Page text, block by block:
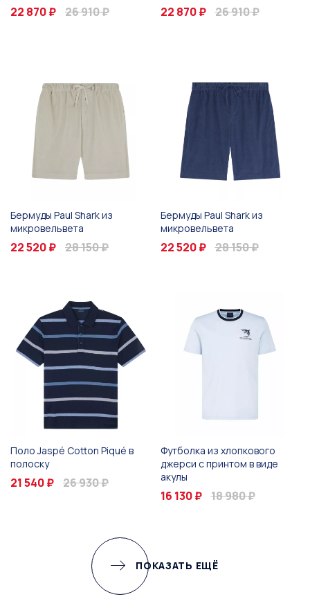
22 870 ₽ 26 910 ₽ 22 870 ₽ 26 910 ₽
Бермуды Paul Shark из
микровельвета
22 520 ₽ 28 150 ₽
Бермуды Paul Shark из
микровельвета
22 520 ₽ 28 150 ₽
Поло Jaspé Cotton Piqué в
полоску
21 540 ₽ 26 930 ₽
Футболка из хлопкового
джерси с принтом в виде
акулы
16 130 ₽ 18 980 ₽
ПОКАЗАТЬ ЕЩЁ